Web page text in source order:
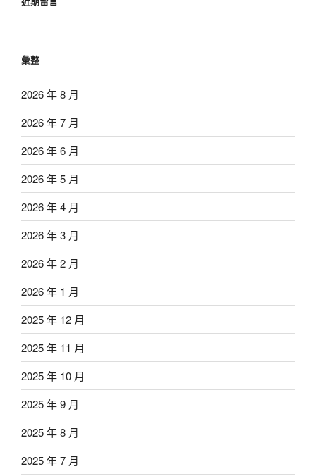
彙整
2026 年 8 月
2026 年 7 月
2026 年 6 月
2026 年 5 月
2026 年 4 月
2026 年 3 月
2026 年 2 月
2026 年 1 月
2025 年 12 月
2025 年 11 月
2025 年 10 月
2025 年 9 月
2025 年 8 月
2025 年 7 月